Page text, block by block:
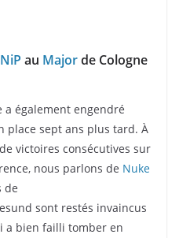
NiP au Majorde Cologne
a également engendré
place sept ans plus tard. À
victoires consécutives sur
nous parlons de Nuke
de
sont restés invaincus
a bien failli tomber en